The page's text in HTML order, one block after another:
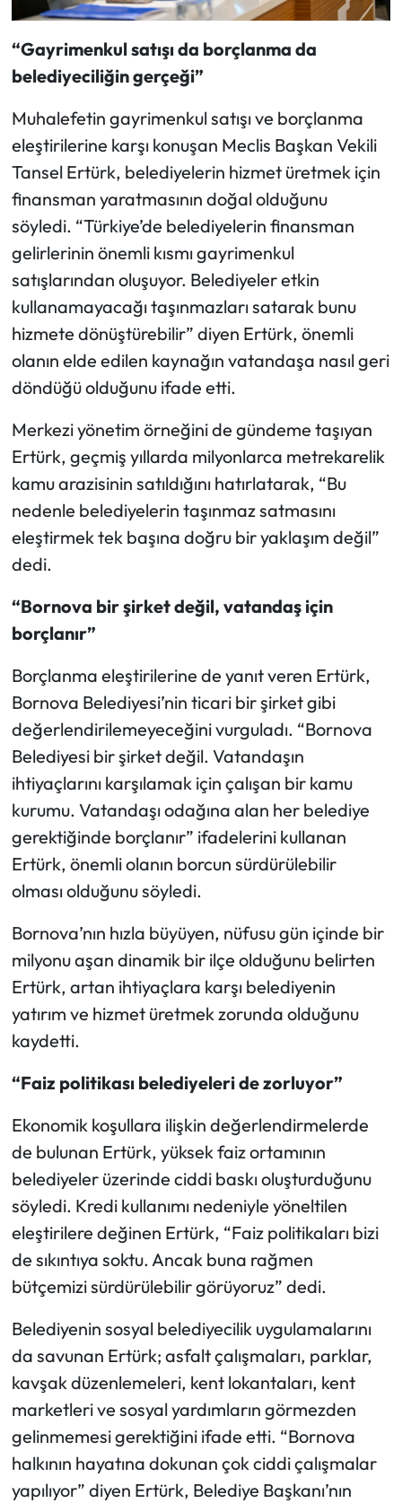
“Gayrimenkul satışı da borçlanma da
belediyeciliğin gerçeği”
Muhalefetin gayrimenkul satışı ve borçlanma
eleştirilerine karşı konuşan Meclis Başkan Vekili
Tansel Ertürk, belediyelerin hizmet üretmek için
finansman yaratmasının doğal olduğunu
söyledi. “Türkiye’de belediyelerin finansman
gelirlerinin önemli kısmı gayrimenkul
satışlarından oluşuyor. Belediyeler etkin
kullanamayacağı taşınmazları satarak bunu
hizmete dönüştürebilir” diyen Ertürk, önemli
olanın elde edilen kaynağın vatandaşa nasıl geri
döndüğü olduğunu ifade etti.
Merkezi yönetim örneğini de gündeme taşıyan
Ertürk, geçmiş yıllarda milyonlarca metrekarelik
kamu arazisinin satıldığını hatırlatarak, “Bu
nedenle belediyelerin taşınmaz satmasını
eleştirmek tek başına doğru bir yaklaşım değil”
dedi.
“Bornova bir şirket değil, vatandaş için
borçlanır”
Borçlanma eleştirilerine de yanıt veren Ertürk,
Bornova Belediyesi’nin ticari bir şirket gibi
değerlendirilemeyeceğini vurguladı. “Bornova
Belediyesi bir şirket değil. Vatandaşın
ihtiyaçlarını karşılamak için çalışan bir kamu
kurumu. Vatandaşı odağına alan her belediye
gerektiğinde borçlanır” ifadelerini kullanan
Ertürk, önemli olanın borcun sürdürülebilir
olması olduğunu söyledi.
Bornova’nın hızla büyüyen, nüfusu gün içinde bir
milyonu aşan dinamik bir ilçe olduğunu belirten
Ertürk, artan ihtiyaçlara karşı belediyenin
yatırım ve hizmet üretmek zorunda olduğunu
kaydetti.
“Faiz politikası belediyeleri de zorluyor”
Ekonomik koşullara ilişkin değerlendirmelerde
de bulunan Ertürk, yüksek faiz ortamının
belediyeler üzerinde ciddi baskı oluşturduğunu
söyledi. Kredi kullanımı nedeniyle yöneltilen
eleştirilere değinen Ertürk, “Faiz politikaları bizi
de sıkıntıya soktu. Ancak buna rağmen
bütçemizi sürdürülebilir görüyoruz” dedi.
Belediyenin sosyal belediyecilik uygulamalarını
da savunan Ertürk; asfalt çalışmaları, parklar,
kavşak düzenlemeleri, kent lokantaları, kent
marketleri ve sosyal yardımların görmezden
gelinmemesi gerektiğini ifade etti. “Bornova
halkının hayatına dokunan çok ciddi çalışmalar
yapılıyor” diyen Ertürk, Belediye Başkanı’nın